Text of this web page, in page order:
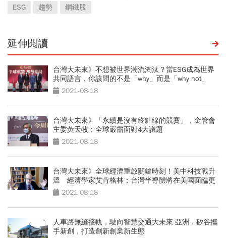
ESG
趨勢 鋼鐵股
延伸閱讀
台灣大未來》不想被世界潮流淘汰？當ESG成為世界
共同語言，你該問的不是「why」而是「why not」
2021-08-18
台灣大未來》「永續是沒有終點線的競賽」，金管會
主委黃天牧：全球嚴肅面對4大議題
2021-08-18
台灣大未來》全球經濟重啟關鍵時刻！美中科技戰升
溫 經濟學家艾肯格林：台灣半導體將在美國面臨更
多競爭
2021-08-18
人車路無縫接軌，駛向智慧交通大未來 亞洲．矽谷攜
手新創，打造創新創業新生態